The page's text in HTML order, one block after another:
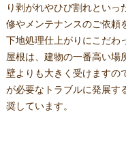
り剥がれやひび割れとい
修やメンテナンスのご依頼
下地処理仕上がりにこだわ
屋根は、建物の一番高い場
壁よりも大きく受けますの
が必要なトラブルに発展す
奨しています。